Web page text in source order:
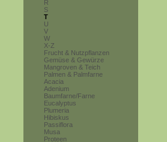
R
S
T
U
V
W
X-Z
Frucht & Nutzpflanzen
Gemüse & Gewürze
Mangroven & Teich
Palmen & Palmfarne
Acacia
Adenium
Baumfarne/Farne
Eucalyptus
Plumeria
Hibiskus
Passiflora
Musa
Proteen